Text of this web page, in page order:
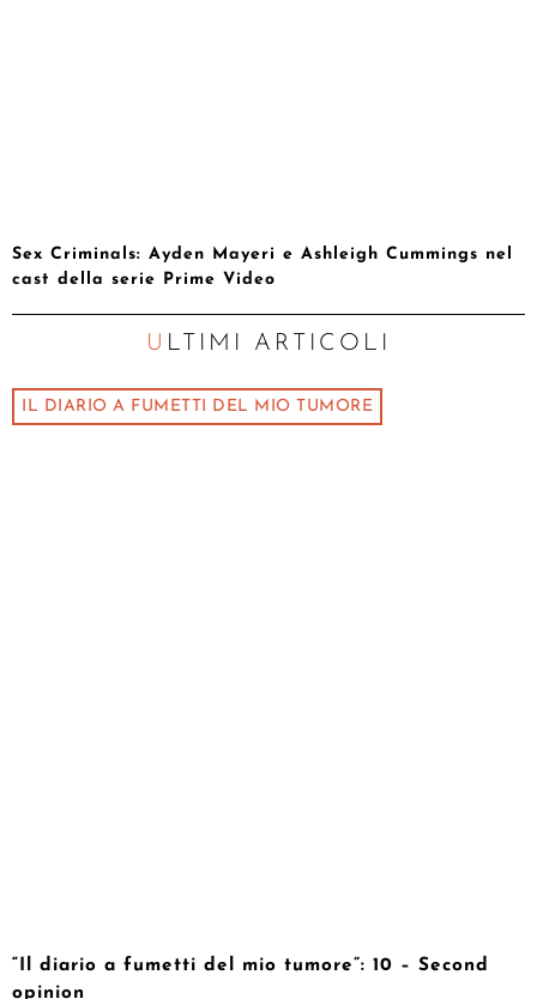
Sex Criminals: Ayden Mayeri e Ashleigh Cummings nel
cast della serie Prime Video
ULTIMI ARTICOLI
IL DIARIO A FUMETTI DEL MIO TUMORE
“Il diario a fumetti del mio tumore”: 10 – Second
opinion